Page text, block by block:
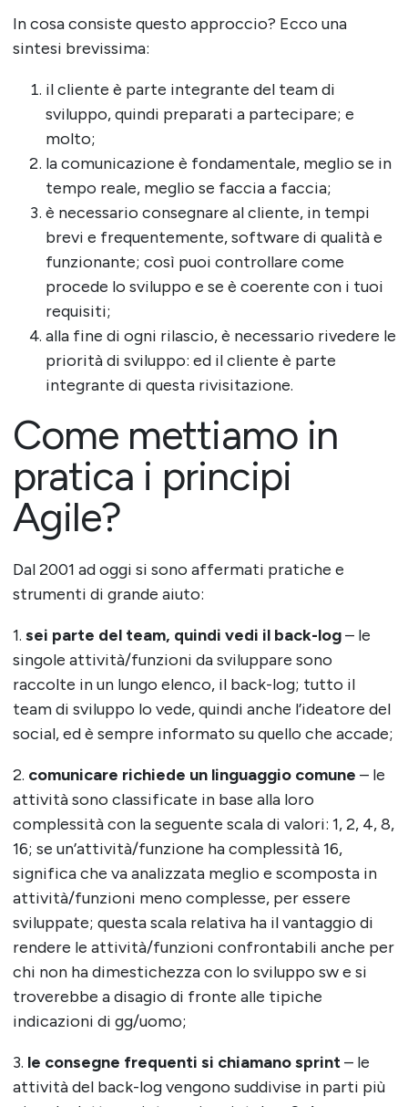
In cosa consiste questo approccio? Ecco una
sintesi brevissima:
il cliente è parte integrante del team di
sviluppo, quindi preparati a partecipare; e
molto;
la comunicazione è fondamentale, meglio se in
tempo reale, meglio se faccia a faccia;
è necessario consegnare al cliente, in tempi
brevi e frequentemente, software di qualità e
funzionante; così puoi controllare come
procede lo sviluppo e se è coerente con i tuoi
requisiti;
alla fine di ogni rilascio, è necessario rivedere le
priorità di sviluppo: ed il cliente è parte
integrante di questa rivisitazione.
Come mettiamo in
pratica i principi
Agile?
Dal 2001 ad oggi si sono affermati pratiche e
strumenti di grande aiuto:
1. sei parte del team, quindi vedi il back-log– le
singole attività/funzioni da sviluppare sono
raccolte in un lungo elenco, il back-log; tutto il
team di sviluppo lo vede, quindi anche l’ideatore del
social, ed è sempre informato su quello che accade;
2. comunicare richiede un linguaggio comune – le
attività sono classificate in base alla loro
complessità con la seguente scala di valori: 1, 2, 4, 8,
16; se un’attività/funzione ha complessità 16,
significa che va analizzata meglio e scomposta in
attività/funzioni meno complesse, per essere
sviluppate; questa scala relativa ha il vantaggio di
rendere le attività/funzioni confrontabili anche per
chi non ha dimestichezza con lo sviluppo sw e si
troverebbe a disagio di fronte alle tipiche
indicazioni di gg/uomo;
3. le consegne frequenti si chiamano sprint– le
attività del back-log vengono suddivise in parti più